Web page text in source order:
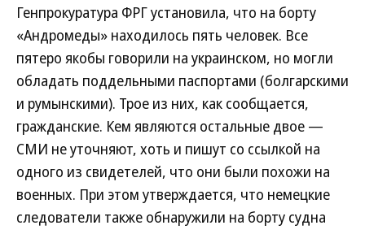
Генпрокуратура ФРГ установила, что на борту
«Андромеды» находилось пять человек. Все
пятеро якобы говорили на украинском, но могли
обладать поддельными паспортами (болгарскими
и румынскими). Трое из них, как сообщается,
гражданские. Кем являются остальные двое —
СМИ не уточняют, хоть и пишут со ссылкой на
одного из свидетелей, что они были похожи на
военных. При этом утверждается, что немецкие
следователи также обнаружили на борту судна